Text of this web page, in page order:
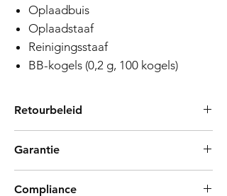
Oplaadbuis
Oplaadstaaf
Reinigingsstaaf
BB-kogels (0,2 g, 100 kogels)
Retourbeleid
hun hoogwaardige productieproces en
betrouwbaarheid. Mocht u echter een
defect ontdekken waardoor het product
Garantie
maanden
Compliance